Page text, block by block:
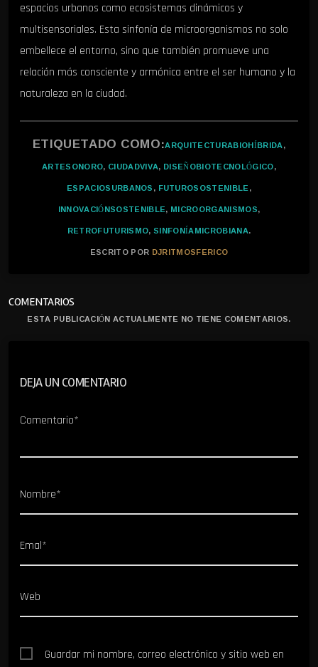
espacios urbanos como ecosistemas dinámicos y
multisensoriales. Esta sinfonía de microorganismos no solo
embellece el entorno, sino que también promueve una
relación más consciente y armónica entre el ser humano y la
naturaleza en la ciudad.
ETIQUETADO COMO:ARQUITECTURABIOHÍBRIDA,
ARTESONORO, CIUDADVIVA, DISEÑOBIOTECNOLÓGICO,
ESPACIOSURBANOS, FUTUROSOSTENIBLE,
INNOVACIÓNSOSTENIBLE, MICROORGANISMOS,
RETROFUTURISMO,SINFONÍAMICROBIANA.
ESCRITO POR DJRITMOSFERICO
COMENTARIOS
ESTA PUBLICACIÓN ACTUALMENTE NO TIENE COMENTARIOS.
DEJA UN COMENTARIO
Comentario*
Nombre*
Emal*
Web
Guardar mi nombre, correo electrónico y sitio web en